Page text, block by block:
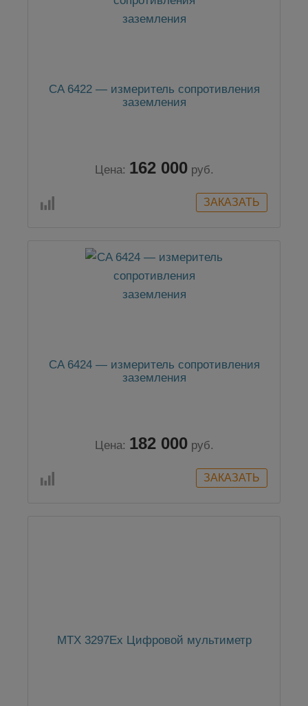
CA 6422 — измеритель сопротивления
заземления
Цена: 162 000 руб.
CA 6424 — измеритель сопротивления
заземления
Цена: 182 000 руб.
MTX 3297Ex Цифровой мультиметр